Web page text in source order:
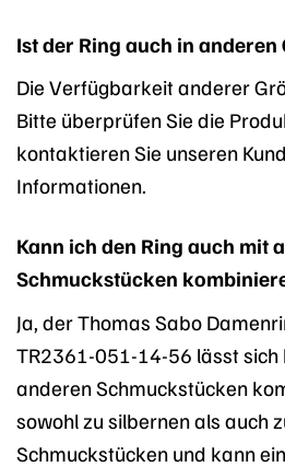
Ist der Ring auch in
Die Verfügbarkeit anderer
Bitte überprüfen Sie die
kontaktieren Sie unseren
Informationen.
Kann ich den Ring auch mit
Schmuckstücken
Ja, der Thomas Sabo
TR2361-051-14-56 lässt
anderen Schmuckstücken
sowohl zu silbernen als auch
Schmuckstücken und kann